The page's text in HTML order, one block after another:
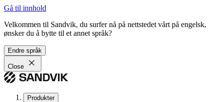
Gå til innhold
Velkommen til Sandvik, du surfer nå på nettstedet vårt på engelsk,
ønsker du å bytte til et annet språk?
Endre språk
Close
Produkter